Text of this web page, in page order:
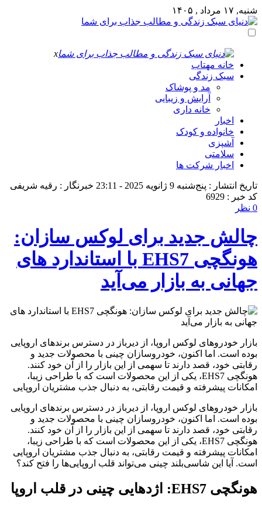
شنبه, ۱۷ مرداد , ۱۴۰۵
x
خانه مهتاب
سبک زندگی
مد و پوشاک
آرایش و زیبایی
خانه داری
اخبار
خانواده و کودک
آشپزی
سلامتی
اخبار شرکت ها
تاریخ انتشار : پنج‌شنبه 9 ژانویه 2025 - 23:11
خبرنگار : رقیه شریفی
کد خبر : 6929
0 نظر
چالش جدید برای لوکس‌ سازان:
هونگچی EHS7 با استاندارد های
جهانی به بازار می‌آید
بازار خودروهای لوکس اروپا، از دیرباز در دسترس برندهای اروپایی
بوده است. اما اکنون، خودروسازان چینی با محصولات جدید و
رقابتی خود، قصد دارند تا سهمی از این بازار را از آن خود کنند.
هونگچی EHS7، یکی از این محصولات است که با طراحی زیبا،
امکانات پیشرفته و قیمت رقابتی، به دنبال جذب مشتریان اروپایی
بازار خودروهای لوکس اروپا، از دیرباز در دسترس برندهای اروپایی
بوده است. اما اکنون، خودروسازان چینی با محصولات جدید و
رقابتی خود، قصد دارند تا سهمی از این بازار را از آن خود کنند.
هونگچی EHS7، یکی از این محصولات است که با طراحی زیبا،
امکانات پیشرفته و قیمت رقابتی، به دنبال جذب مشتریان اروپایی
است. آیا این شاسی‌بلند چینی می‌تواند قلب اروپایی‌ها را فتح کند؟
هونگچی EHS7: اژدهایی چینی در قلب اروپا